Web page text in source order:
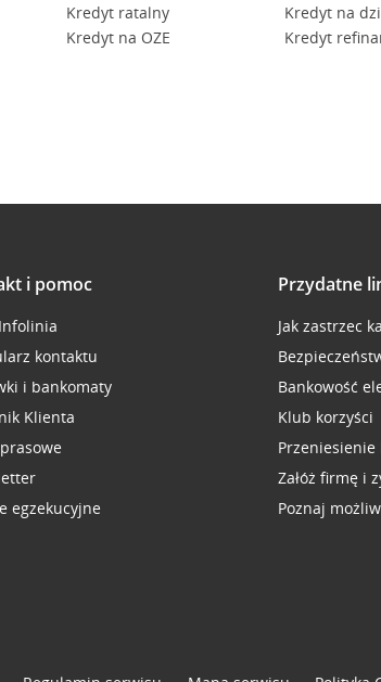
Kredyt ratalny
Kredyt na OZE
Kredyt na
Kredyt
i pomoc
kontaktu
i bankomaty
Klienta
egzekucyjne
Przydatne
Jak zastrzec
Bankowość
Klub korzyści
Załóż firmę i
Poznaj